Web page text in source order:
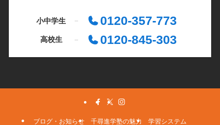
小中学生 0120-357-773
高校生 0120-845-303
ブログ・お知らせ 千尋進学塾の魅力 学習システム